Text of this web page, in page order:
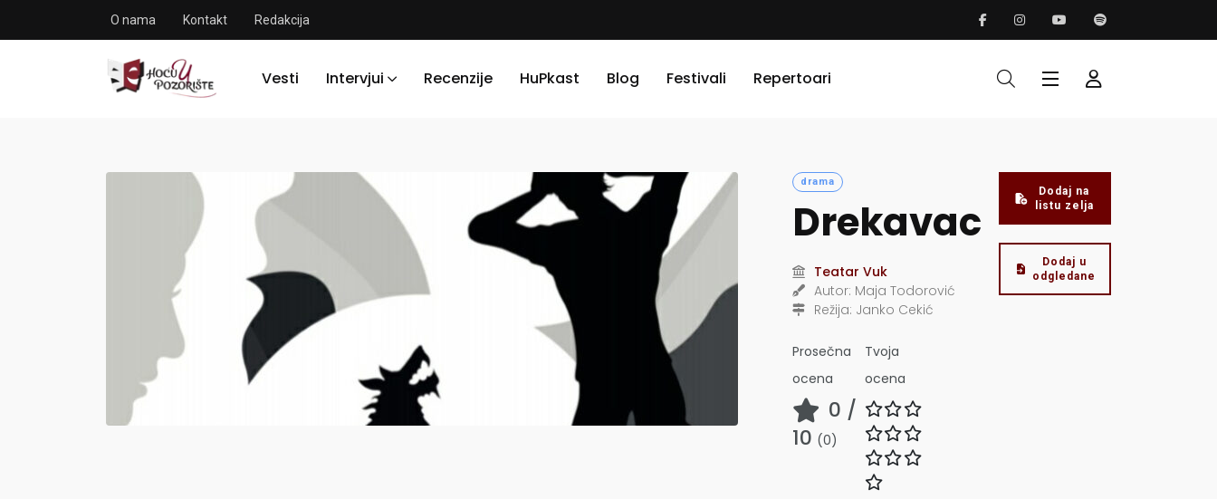
O nama Kontakt Redakcija
Vesti Intervjui Recenzije HuPkast Blog Festivali Repertoari
drama
Drekavac
Teatar Vuk
Autor: Maja Todorović
Režija: Janko Cekić
Prosečna
ocena
0 /
10 (0)
Tvoja
ocena
Dodaj na
listu zelja
Dodaj u
odgledane